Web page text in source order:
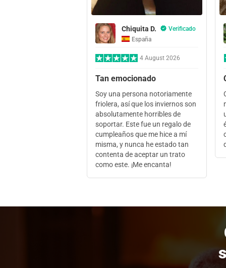
Chiquita D.
Verificado
España
4 August 2026
Tan emocionado
Soy una persona notoriamente
friolera, así que los inviernos son
absolutamente horribles de
soportar. Este fue un regalo de
cumpleaños que me hice a mí
misma, y nunca he estado tan
contenta de aceptar un trato
como este. ¡Me encanta!